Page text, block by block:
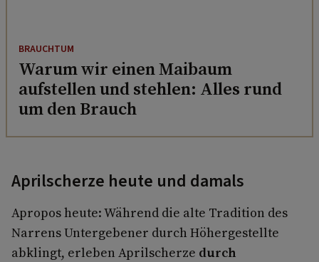
BRAUCHTUM
Warum wir einen Maibaum
aufstellen und stehlen: Alles rund
um den Brauch
Aprilscherze heute und damals
Apropos heute: Während die alte Tradition des
Narrens Untergebener durch Höhergestellte
abklingt, erleben Aprilscherze durch